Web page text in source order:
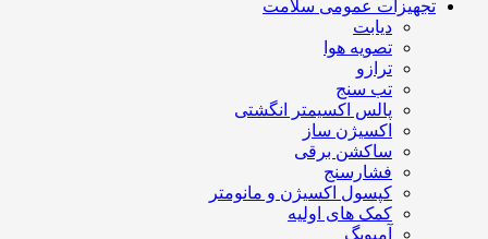
تجهیزات عمومی سلامت
دیابت
تصویه هوا
ترازو
تب سنج
پالس اکسیمتر انگشتی
اکسیژن ساز
ساکشن برقی
فشارسنج
کپسول اکسیژن و مانومتر
کمک های اولیه
آمبوبگ